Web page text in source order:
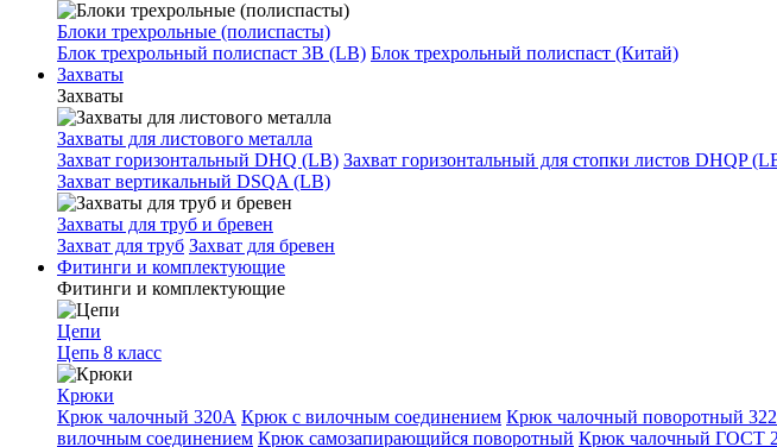
Блоки трехрольные (полиспасты)
Блок трехрольный полиспаст 3B (LB) Блок трехрольный полиспаст (Китай)
Захваты
Захваты
Захваты для листового металла
Захват горизонтальный DHQ (LB) Захват горизонтальный для стопки листов DHQP
Захват вертикальный DSQA (LB)
Захваты для труб и бревен
Захват для труб Захват для бревен
Фитинги и комплектующие
Фитинги и комплектующие
Цепи
Цепь 8 класс
Крюки
Крюк чалочный 320А Крюк с вилочным соединением Крюк чалочный поворотный
вилочным соединением Крюк самозапирающийся поворотный Крюк чалочный ГОСТ